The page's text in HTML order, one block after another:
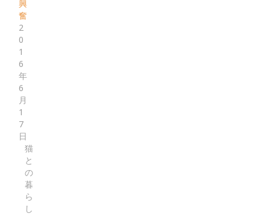
興
奮
2
0
1
6
年
6
月
1
7
日
猫
と
の
暮
ら
し